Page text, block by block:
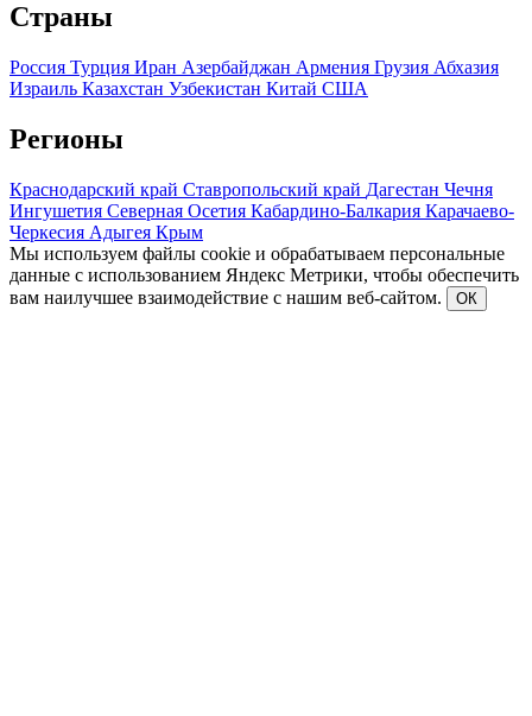
Страны
Россия Турция Иран Азербайджан Армения Грузия Абхазия
Израиль Казахстан Узбекистан Китай США
Регионы
Краснодарский край Ставропольский край Дагестан Чечня
Ингушетия Северная Осетия Кабардино-Балкария Карачаево-
Черкесия Адыгея Крым
Мы используем файлы cookie и обрабатываем персональные
данные с использованием Яндекс Метрики, чтобы обеспечить
вам наилучшее взаимодействие с нашим веб-сайтом.
ОК